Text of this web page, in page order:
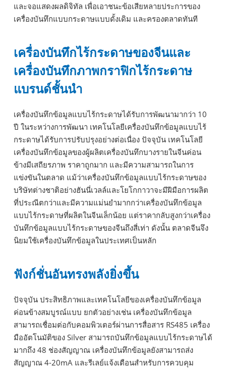
และจอแสดงผลดิจิทัล เพื่อเอาชนะข้อเสียหลายประการของ
เครื่องบันทึกแบบกระดาษแบบดั้งเดิม และครองตลาดทันที
เครื่องบันทึกไร้กระดาษของจีนและ
เครื่องบันทึกภาพกราฟิกไร้กระดาษ
แบรนด์ชั้นนำ
เครื่องบันทึกข้อมูลแบบไร้กระดาษได้รับการพัฒนามากว่า 10
ปี ในระหว่างการพัฒนา เทคโนโลยีเครื่องบันทึกข้อมูลแบบไร้
กระดาษได้รับการปรับปรุงอย่างต่อเนื่อง ปัจจุบัน เทคโนโลยี
เครื่องบันทึกข้อมูลของผู้ผลิตเครื่องบันทึกบางรายในจีนค่อน
ข้างมีเสถียรภาพ ราคาถูกมาก และมีความสามารถในการ
แข่งขันในตลาด แม้ว่าเครื่องบันทึกข้อมูลแบบไร้กระดาษของ
บริษัทต่างชาติอย่างฮันนี่เวลล์และโยโกกาวาจะมีฝีมือการผลิต
ที่ประณีตกว่าและมีความแม่นยำมากกว่าเครื่องบันทึกข้อมูล
แบบไร้กระดาษที่ผลิตในจีนเล็กน้อย แต่ราคากลับสูงกว่าเครื่อง
บันทึกข้อมูลแบบไร้กระดาษของจีนถึงสี่เท่า ดังนั้น ตลาดจีนจึง
นิยมใช้เครื่องบันทึกข้อมูลในประเทศเป็นหลัก
ฟังก์ชั่นอันทรงพลังยิ่งขึ้น
ปัจจุบัน ประสิทธิภาพและเทคโนโลยีของเครื่องบันทึกข้อมูล
ค่อนข้างสมบูรณ์แบบ ยกตัวอย่างเช่น เครื่องบันทึกข้อมูล
สามารถเชื่อมต่อกับคอมพิวเตอร์ผ่านการสื่อสาร RS485 เครื่อง
มืออัตโนมัติของ Silver สามารถบันทึกข้อมูลแบบไร้กระดาษได้
มากถึง 48 ช่องสัญญาณ เครื่องบันทึกข้อมูลยังสามารถส่ง
สัญญาณ 4-20mA และรีเลย์แจ้งเตือนสำหรับการควบคุม